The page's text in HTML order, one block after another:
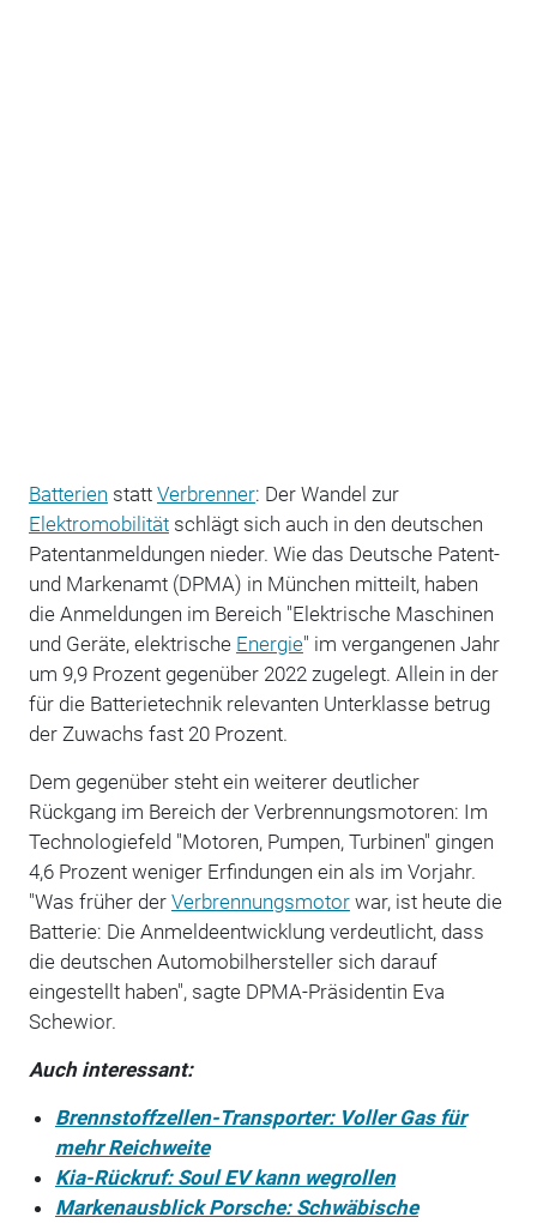
Batterien statt Verbrenner: Der Wandel zur
Elektromobilitätschlägt sich auch in den deutschen
Patentanmeldungen nieder. Wie das Deutsche Patent-
und Markenamt (DPMA) in München mitteilt, haben
die Anmeldungen im Bereich "Elektrische Maschinen
und Geräte, elektrische Energie" im vergangenen Jahr
um 9,9 Prozent gegenüber 2022 zugelegt. Allein in der
für die Batterietechnik relevanten Unterklasse betrug
der Zuwachs fast 20 Prozent.
Dem gegenüber steht ein weiterer deutlicher
Rückgang im Bereich der Verbrennungsmotoren: Im
Technologiefeld "Motoren, Pumpen, Turbinen" gingen
4,6 Prozent weniger Erfindungen ein als im Vorjahr.
"Was früher der Verbrennungsmotorwar, ist heute die
Batterie: Die Anmeldeentwicklung verdeutlicht, dass
die deutschen Automobilhersteller sich darauf
eingestellt haben", sagte DPMA-Präsidentin Eva
Schewior.
Auch interessant:
Brennstoffzellen-Transporter: Voller Gas für
mehr Reichweite
Kia-Rückruf: Soul EV kann wegrollen
Markenausblick Porsche: Schwäbische